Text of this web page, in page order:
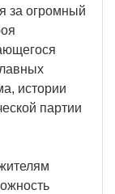
за огромный
истории
партии